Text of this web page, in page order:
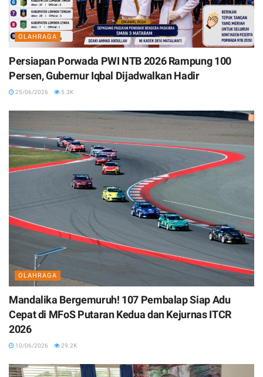
OLAHRAGA
Persiapan Porwada PWI NTB 2026 Rampung 100
Persen, Gubernur Iqbal Dijadwalkan Hadir
25/06/2026 5.3K
OLAHRAGA
Mandalika Bergemuruh! 107 Pembalap Siap Adu
Cepat di MFoS Putaran Kedua dan Kejurnas ITCR
2026
10/06/2026 29.2K